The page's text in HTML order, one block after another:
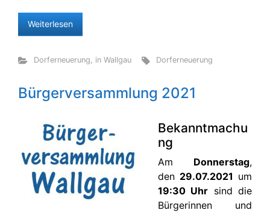
Weiterlesen
Dorferneuerung, in Wallgau Dorferneuerung
Bürgerversammlung 2021
Bekanntmachu
ng
Am Donnerstag,
den 29.07.2021 um
19:30 Uhr sind die
Bürgerinnen und